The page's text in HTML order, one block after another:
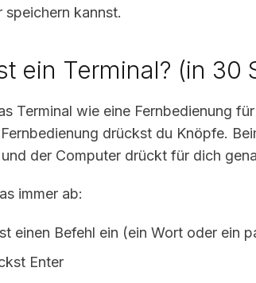
speichern kannst.
ein Terminal? (in 30
Terminal wie eine Fernbedienung
drückst du Knöpfe.
der Computer drückt für dich
immer ab:
einen Befehl ein (ein Wort oder ein
Enter